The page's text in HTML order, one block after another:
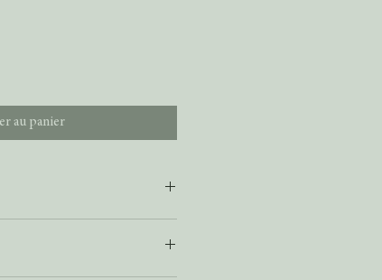
au panier